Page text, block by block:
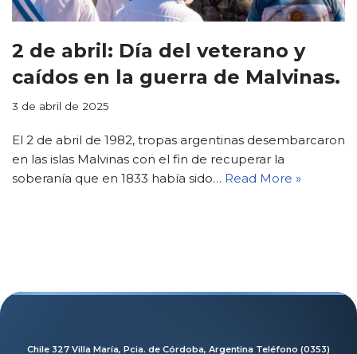
2 de abril: Día del veterano y
caídos en la guerra de Malvinas.
3 de abril de 2025
El 2 de abril de 1982, tropas argentinas desembarcaron
en las islas Malvinas con el fin de recuperar la
soberanía que en 1833 había sido… Read More »
Chile 327 Villa María, Pcia. de Córdoba, Argentina Teléfono (0353)
● ◔
Aa ↔
↕
▤ ―